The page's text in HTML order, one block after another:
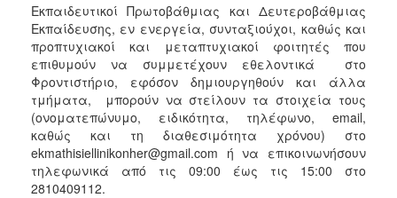
Εκπαιδευτικοί Πρωτοβάθμιας και Δευτεροβάθμιας
Εκπαίδευσης, εν ενεργεία, συνταξιούχοι, καθώς και
προπτυχιακοί και μεταπτυχιακοί φοιτητές που
επιθυμούν να συμμετέχουν εθελοντικά στο
Φροντιστήριο, εφόσον δημιουργηθούν και άλλα
τμήματα, μπορούν να στείλουν τα στοιχεία τους
(ονοματεπώνυμο, ειδικότητα, τηλέφωνο, email,
καθώς και τη διαθεσιμότητα χρόνου) στο
ekmathisiellinikonher@gmail.com ή να επικοινωνήσουν
τηλεφωνικά από τις 09:00 έως τις 15:00 στο
2810409112.